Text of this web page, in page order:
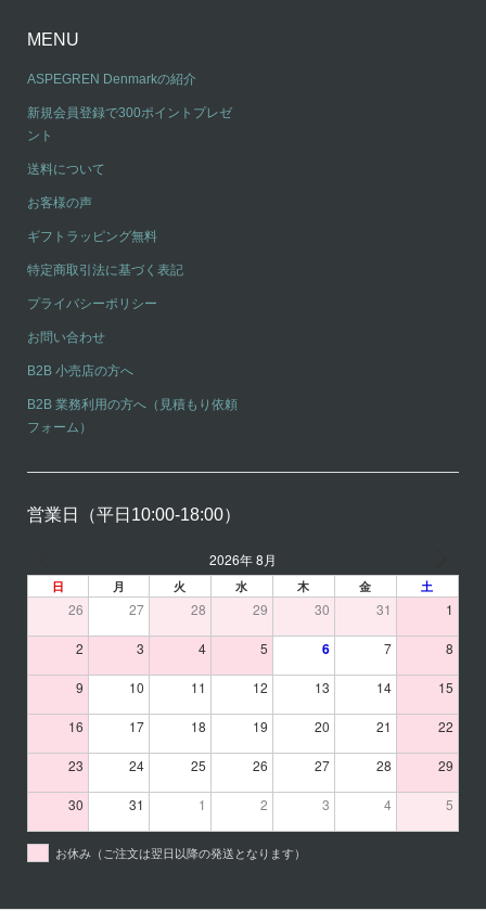
MENU
ASPEGREN Denmarkの紹介
新規会員登録で300ポイントプレゼ
ント
送料について
お客様の声
ギフトラッピング無料
特定商取引法に基づく表記
プライバシーポリシー
お問い合わせ
B2B 小売店の方へ
B2B 業務利用の方へ（見積もり依頼
フォーム）
営業日（平日10:00-18:00）
2026年 8月
日 月 火 水 木 金 土
26 27 28 29 30 31 1
2 3 4 5 6 7 8
9 10 11 12 13 14 15
16 17 18 19 20 21 22
23 24 25 26 27 28 29
30 31 1 2 3 4 5
お休み（ご注文は翌日以降の発送となります）